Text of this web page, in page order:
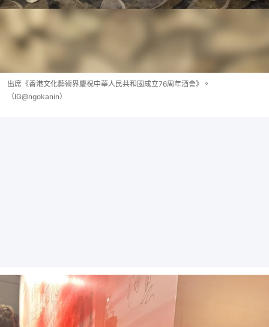
出席《香港文化藝術界慶祝中華人民共和國成立76周年酒會》。
（IG@ngokanin）